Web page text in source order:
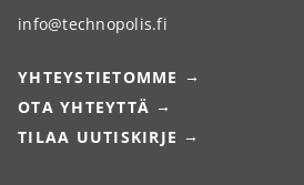
info@technopolis.fi
YHTEYSTIETOMME
OTA YHTEYTTÄ
TILAA UUTISKIRJE